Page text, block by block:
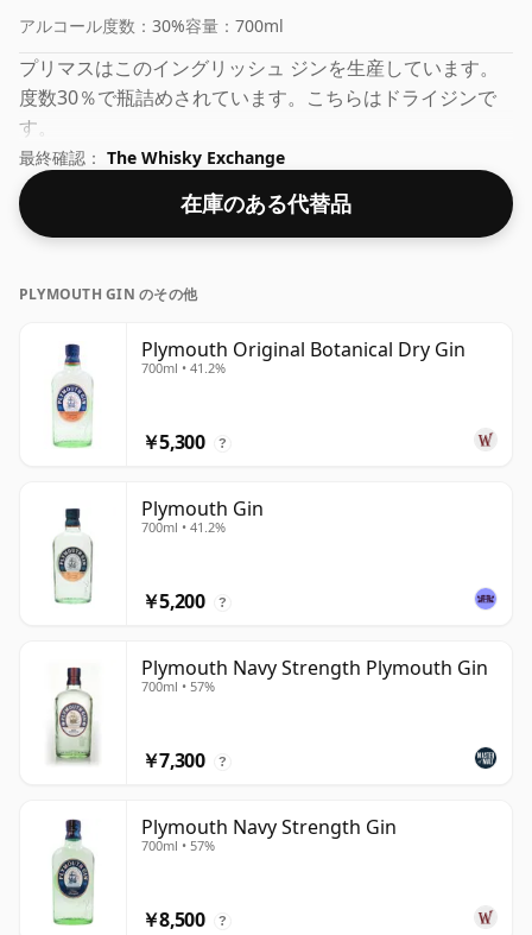
アルコール度数： 30%容量： 700ml
プリマスはこのイングリッシュ ジンを生産しています。
度数30％で瓶詰めされています。こちらはドライジンで
す。
最終確認： The Whisky Exchange
在庫のある代替品
PLYMOUTH GIN のその他
Plymouth Original Botanical Dry Gin
700ml • 41.2%
￥5,300 ?
Plymouth Gin
700ml • 41.2%
￥5,200 ?
Plymouth Navy Strength Plymouth Gin
700ml • 57%
￥7,300 ?
Plymouth Navy Strength Gin
700ml • 57%
￥8,500 ?